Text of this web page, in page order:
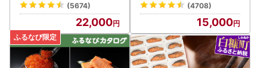
ワンストップ特例申請書は、予めご寄附者様の情報を印字し
てお送りしています。
申請される際は、内容のご確認（誤りがあればそこに訂正を
してください）と、チェック箇所へのチェックの記入と、マ
(5674)
22,000
(4708)
15,000